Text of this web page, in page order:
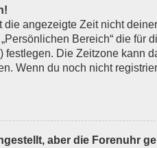
die angezeigte Zeit nicht
Bereich“ die für
festlegen. Die Zeitzone kann
Wenn du noch nicht
aber die Forenuhr